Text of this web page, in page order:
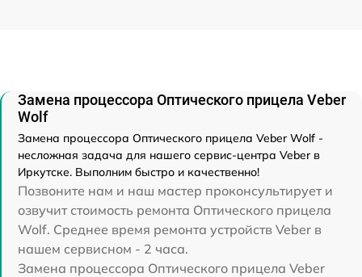
Замена процессора Оптического прицела Veber
Wolf
Замена процессора Оптического прицела Veber Wolf -
несложная задача для нашего сервис-центра Veber в
Иркутске. Выполним быстро и качественно!
Позвоните нам и наш мастер проконсультирует и
озвучит стоимость ремонта Оптического прицела
Wolf. Среднее время ремонта устройств Veber в
нашем сервисном - 2 часа.
Замена процессора Оптического прицела Veber